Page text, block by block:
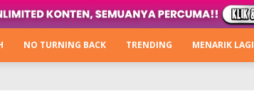
Hijabista
Next Level
NO TURNING BACK TRENDING MENARIK LAGI